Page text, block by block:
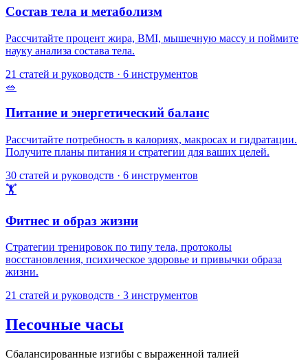
Состав тела и метаболизм
Рассчитайте процент жира, BMI, мышечную массу и поймите
науку анализа состава тела.
21 статей и руководств · 6 инструментов
🥗
Питание и энергетический баланс
Рассчитайте потребность в калориях, макросах и гидратации.
Получите планы питания и стратегии для ваших целей.
30 статей и руководств · 6 инструментов
🏋️
Фитнес и образ жизни
Стратегии тренировок по типу тела, протоколы
восстановления, психическое здоровье и привычки образа
жизни.
21 статей и руководств · 3 инструментов
Песочные часы
Сбалансированные изгибы с выраженной талией